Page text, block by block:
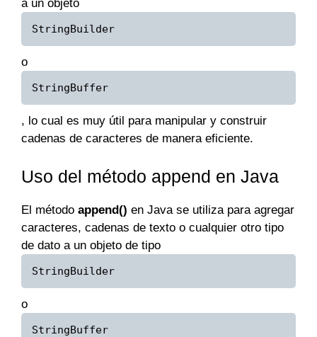
a un objeto
StringBuilder
o
StringBuffer
, lo cual es muy útil para manipular y construir
cadenas de caracteres de manera eficiente.
Uso del método append en Java
El método append() en Java se utiliza para agregar
caracteres, cadenas de texto o cualquier otro tipo
de dato a un objeto de tipo
StringBuilder
o
StringBuffer